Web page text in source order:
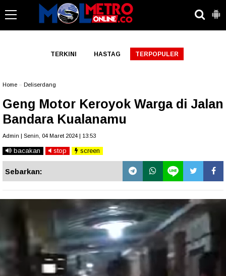
TERKINI HASTAG TERPOPULER
Home Deliserdang
Geng Motor Keroyok Warga di Jalan
Bandara Kualanamu
Admin | Senin, 04 Maret 2024 | 13:53
bacakan stop screen
Sebarkan: